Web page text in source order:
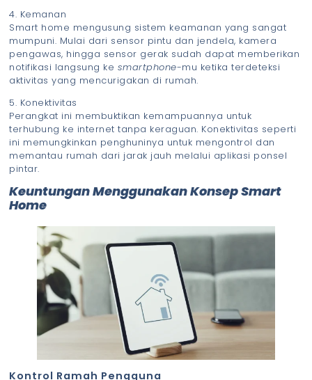
Kemanan
Smart home mengusung sistem keamanan yang sangat
mumpuni. Mulai dari sensor pintu dan jendela, kamera
pengawas, hingga sensor gerak sudah dapat memberikan
notifikasi langsung ke smartphone-mu ketika terdeteksi
aktivitas yang mencurigakan di rumah.
Konektivitas
Perangkat ini membuktikan kemampuannya untuk
terhubung ke internet tanpa keraguan. Konektivitas seperti
ini memungkinkan penghuninya untuk mengontrol dan
memantau rumah dari jarak jauh melalui aplikasi ponsel
pintar.
Keuntungan Menggunakan Konsep Smart
Home
Kontrol Ramah Pengguna